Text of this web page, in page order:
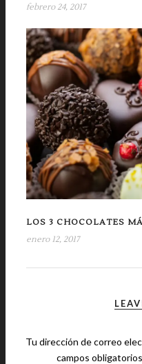
febrero 24, 2017
LOS 3 CHOCOLATES
enero 12, 2017
Tu dirección de correo
campos